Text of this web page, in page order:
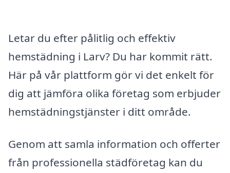
Letar du efter pålitlig och effektiv
hemstädning i Larv? Du har kommit rätt.
Här på vår plattform gör vi det enkelt för
dig att jämföra olika företag som erbjuder
hemstädningstjänster i ditt område.
Genom att samla information och offerter
från professionella städföretag kan du